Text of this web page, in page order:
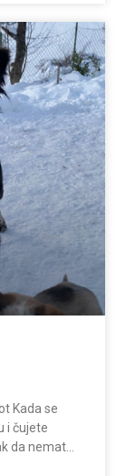
Kada se
i čujete
da nemate